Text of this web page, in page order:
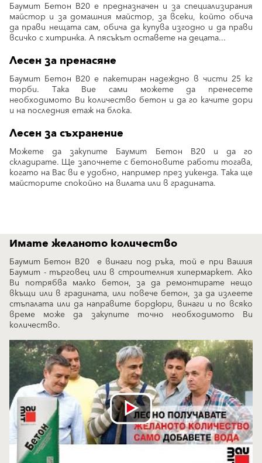
Баумит Бетон B20 е предназначен и за специализирания
майстор и за домашния майстор, за всеки, който обича
да прави нещата сам, обича да купува изгодно и да прави
всичко с хитринка. А пясъкът оставете на децата...
Лесен за пренасяне
Баумит Бетон B20 е пакетиран надеждно в чисти 25 кг
торби. Така Вие сами можете да пренесете
необходимото Ви количество бетон и да го качите дори
и на последния етаж на блока.
Лесен за съхранение
Можете да закупите Баумит Бетон B20 и да го
складирате. Ще започнете с бетоновите работи тогава,
когато на Вас ви е удобно, например през уикенда. Така ще
майсторите спокойно на вилата или в градината.
Имате желаното количество
Баумит Бетон B20 е винаги под ръка, той е при Вашия
Баумит - търговец или в строителния хипермаркет. Ако
Ви потрябва малко бетон, за да ремонтирате нещо
вкъщи или в градината, или повече бетон, за да излеете
стъпалата или да направите бордюри, винаги и по всяко
време може да закупите точно необходимото Ви
количество.